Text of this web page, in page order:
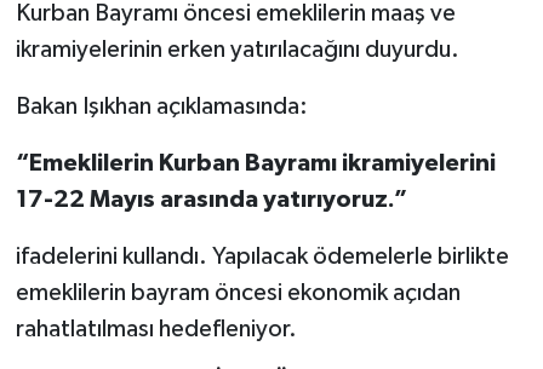
Kurban Bayramı öncesi emeklilerin maaş ve
ikramiyelerinin erken yatırılacağını duyurdu.
Bakan Işıkhan açıklamasında:
“Emeklilerin Kurban Bayramı ikramiyelerini
17-22 Mayıs arasında yatırıyoruz.”
ifadelerini kullandı. Yapılacak ödemelerle birlikte
emeklilerin bayram öncesi ekonomik açıdan
rahatlatılması hedefleniyor.